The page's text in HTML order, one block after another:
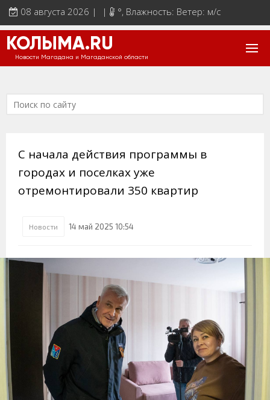
08 августа 2026 | | °, Влажность: Ветер: м/с
КОЛЫМА.RU
Новости Магадана и Магаданской области
С начала действия программы в
городах и поселках уже
отремонтировали 350 квартир
Новости 14 май 2025 10:54